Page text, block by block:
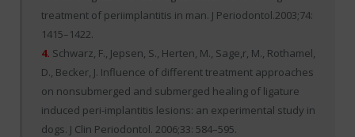
treatment of periimplantitis in man. J Periodontol.2003;74:
1415–1422.
4. Schwarz, F., Jepsen, S., Herten, M., Sage,r, M., Rothamel,
D., Becker, J. Influence of different treatment approaches
on nonsubmerged and submerged healing of ligature
induced peri-implantitis lesions: an experimental study in
dogs. J Clin Periodontol. 2006;33: 584–595.